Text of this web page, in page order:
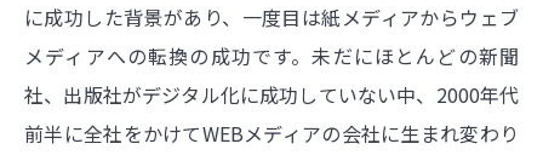
に成功した背景があり、一度目は紙メディアからウェブ
メディアへの転換の成功です。未だにほとんどの新聞
社、出版社がデジタル化に成功していない中、2000年代
前半に全社をかけてWEBメディアの会社に生まれ変わり